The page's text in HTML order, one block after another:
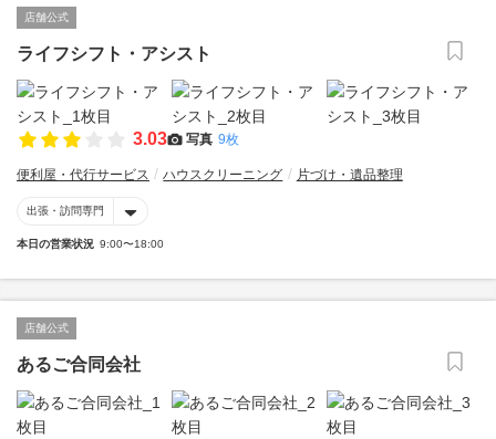
店舗公式
ライフシフト・アシスト
3.03 写真 9枚
便利屋・代行サービス ハウスクリーニング 片づけ・遺品整理
出張・訪問専門
本日の営業状況 9:00〜18:00
店舗公式
あるご合同会社